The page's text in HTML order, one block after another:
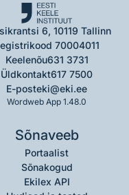
6, 10119 Tallinn
70004011
Keelenõu631 3731
Üldkontakt617 7500
E-posteki@eki.ee
Wordweb App 1.48.0
Sõnaveeb
Portaalist
Sõnakogud
Ekilex API